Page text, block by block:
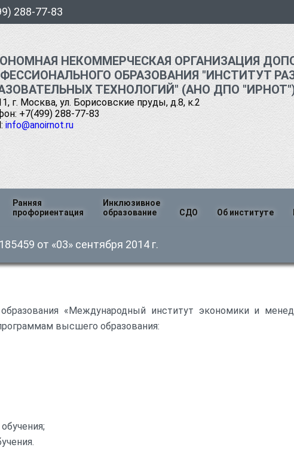
288-77-83
НЕКОММЕРЧЕСКАЯ ОРГАНИЗАЦИЯ
ОБРАЗОВАНИЯ "ИНСТИТУТ
ТЕХНОЛОГИЙ" (АНО ДПО
г. Москва, ул. Борисовские пруды, д.8, к.2
+7(499) 288-77-83
info@anoirnot.ru
Ранняя
профориентация
Инклюзивное
образование
СДО Об институте
Проекты
от «03» сентября 2014 г.
«Международный институт экономики и
высшего образования: